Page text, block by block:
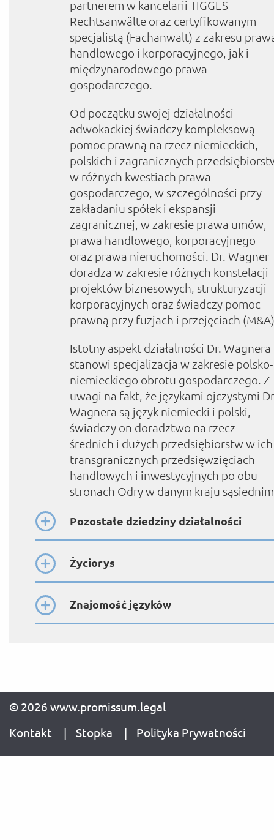
partnerem w kancelarii TIGGES
Rechtsanwälte oraz certyfikowanym
specjalistą (Fachanwalt) z zakresu
handlowego i korporacyjnego, jak i
międzynarodowego prawa
gospodarczego.
Od początku swojej działalności
adwokackiej świadczy kompleksową
pomoc prawną na rzecz niemieckich,
polskich i zagranicznych
w różnych kwestiach prawa
gospodarczego, w szczególności przy
zakładaniu spółek i ekspansji
zagranicznej, w zakresie prawa umów,
prawa handlowego, korporacyjnego
oraz prawa nieruchomości. Dr. Wagner
doradza w zakresie różnych konstelacji
projektów biznesowych, strukturyzacji
korporacyjnych oraz świadczy pomoc
prawną przy fuzjach i przejęciach
Istotny aspekt działalności Dr. Wagnera
stanowi specjalizacja w zakresie polsko-
niemieckiego obrotu gospodarczego. Z
uwagi na fakt, że językami ojczystymi
Wagnera są język niemiecki i polski,
świadczy on doradztwo na rzecz
średnich i dużych przedsiębiorstw w ich
transgranicznych przedsięwzięciach
handlowych i inwestycyjnych po obu
stronach Odry w danym kraju
Pozostałe dziedziny działalności
Życiorys
Znajomość języków
© 2026 www.promissum.legal
Kontakt
Stopka Polityka Prywatności